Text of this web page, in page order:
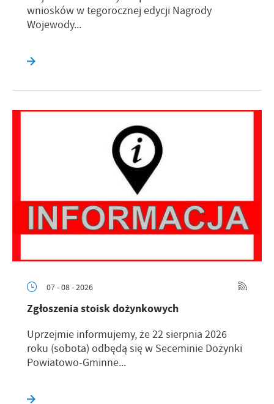
wniosków w tegorocznej edycji Nagrody
Wojewody...
07 - 08 - 2026
Zgłoszenia stoisk dożynkowych
Uprzejmie informujemy, że 22 sierpnia 2026
roku (sobota) odbędą się w Seceminie Dożynki
Powiatowo-Gminne...